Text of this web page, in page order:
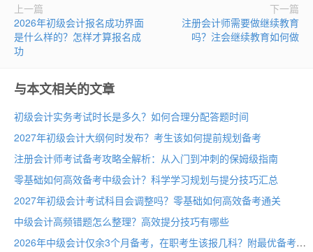
上一篇
2026年初级会计报名成功界面
是什么样的？怎样才算报名成
功
下一篇
注册会计师需要做继续教育
吗？注会继续教育如何做
与本文相关的文章
初级会计实务考试时长是多久？如何合理分配答题时间
2027年初级会计大纲何时发布？考生该如何提前规划备考
注册会计师考试备考攻略全解析：从入门到冲刺的保姆级指南
零基础如何高效备考中级会计？科学学习规划与提分技巧汇总
2027年初级会计考试科目会调整吗？零基础如何高效备考通关
中级会计高频错题怎么整理？高效提分技巧有哪些
2026年中级会计仅余3个月备考，在职考生该报几科？附最优备考方案